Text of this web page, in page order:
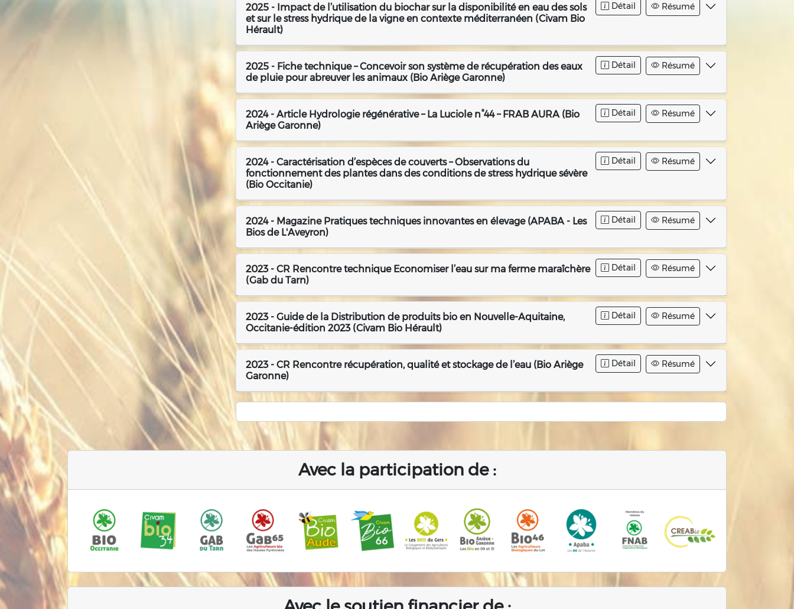
Détail Résumé
2025 - Impact de l’utilisation du biochar sur la disponibilité en eau des sols
et sur le stress hydrique de la vigne en contexte méditerranéen (Civam Bio
Hérault)
Détail Résumé
2025 - Fiche technique – Concevoir son système de récupération des eaux
de pluie pour abreuver les animaux (Bio Ariège Garonne)
Détail Résumé
2024 - Article Hydrologie régénérative – La Luciole n°44 – FRAB AURA (Bio
Ariège Garonne)
Détail Résumé
2024 - Caractérisation d’espèces de couverts – Observations du
fonctionnement des plantes dans des conditions de stress hydrique sévère
(Bio Occitanie)
Détail Résumé
2024 - Magazine Pratiques techniques innovantes en élevage (APABA - Les
Bios de L'Aveyron)
Détail Résumé
2023 - CR Rencontre technique Economiser l’eau sur ma ferme maraîchère
(Gab du Tarn)
Détail Résumé
2023 - Guide de la Distribution de produits bio en Nouvelle-Aquitaine,
Occitanie-édition 2023 (Civam Bio Hérault)
Détail Résumé
2023 - CR Rencontre récupération, qualité et stockage de l’eau (Bio Ariège
Garonne)
Avec la participation de :